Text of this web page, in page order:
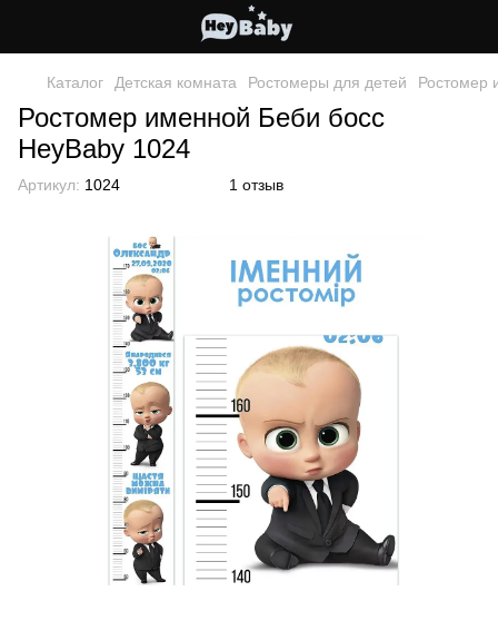
Каталог Детская комната Ростомеры для детей Ростомер
Ростомер именной Беби босс
HeyBaby 1024
Артикул: 1024 1 отзыв